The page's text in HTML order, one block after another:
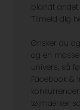
blandt andet
Tilmeld dig
Ønsker du
og en
univers, så
Facebook &
tøjmærker